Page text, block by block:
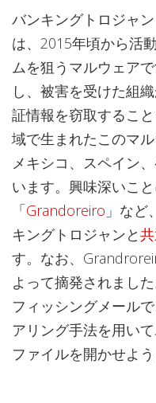
バンキングトロジャ
は、2015年頃から活
ムを狙うマルウェア
し、被害を受けた組
証情報を窃取するこ
域で生まれたこのマ
メキシコ、スペイン
います。興味深いこ
「Grandoreiro 」など
キングトロジャンと
す。なお、
よって摘発されまし
フィッシングメール
アリング手法を用い
ファイルを開かせよう